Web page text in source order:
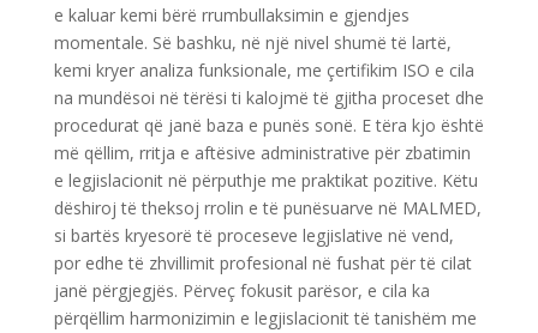
e kaluar kemi bërë rrumbullaksimin e gjendjes
momentale. Së bashku, në një nivel shumë të lartë,
kemi kryer analiza funksionale, me çertifikim ISO e cila
na mundësoi në tërësi ti kalojmë të gjitha proceset dhe
procedurat që janë baza e punës sonë. E tëra kjo është
më qëllim, rritja e aftësive administrative për zbatimin
e legjislacionit në përputhje me praktikat pozitive. Këtu
dëshiroj të theksoj rrolin e të punësuarve në MALMED,
si bartës kryesorë të proceseve legjislative në vend,
por edhe të zhvillimit profesional në fushat për të cilat
janë përgjegjës. Përveç fokusit parësor, e cila ka
përqëllim harmonizimin e legjislacionit të tanishëm me